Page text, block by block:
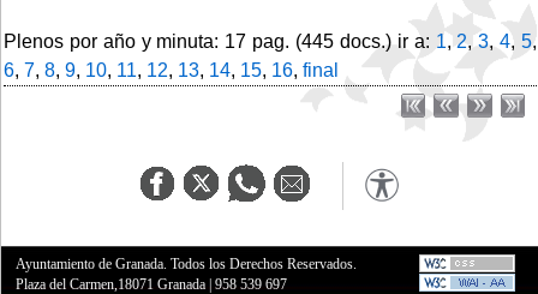
Plenos por año y minuta: 17 pag. (445 docs.) ir a: 1,2,3,4,5,
6, 7, 8, 9, 10, 11, 12, 13, 14, 15, 16, final
Ayuntamiento de Granada. Todos los Derechos Reservados.
Plaza del Carmen,18071 Granada |958 539 697